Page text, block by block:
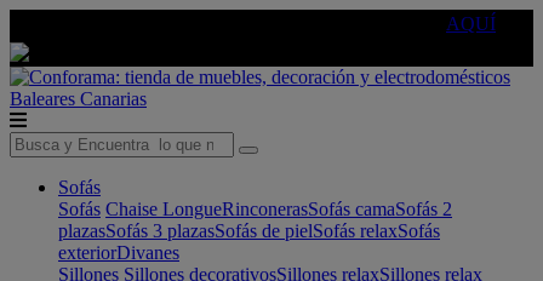
AQUÍ
Baleares Canarias
Sofás
Sofás Chaise LongueRinconerasSofás camaSofás 2
plazasSofás 3 plazasSofás de pielSofás relaxSofás
exteriorDivanes
Sillones Sillones decorativosSillones relaxSillones relax